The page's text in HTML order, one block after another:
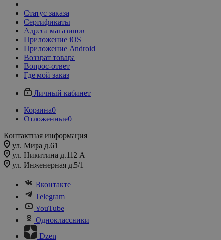
Статус заказа
Сертификаты
Адреса магазинов
Приложение iOS
Приложение Android
Возврат товара
Вопрос-ответ
Где мой заказ
Личный кабинет
Корзина0
Отложенные0
Контактная информация
ул. Мира д.61
ул. Никитина д.112 А
ул. Инженерная д.5/1
Вконтакте
Telegram
YouTube
Одноклассники
Dzen